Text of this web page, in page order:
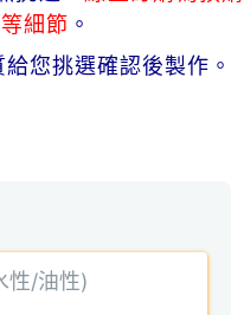
細節 。
您挑選確認後製作。